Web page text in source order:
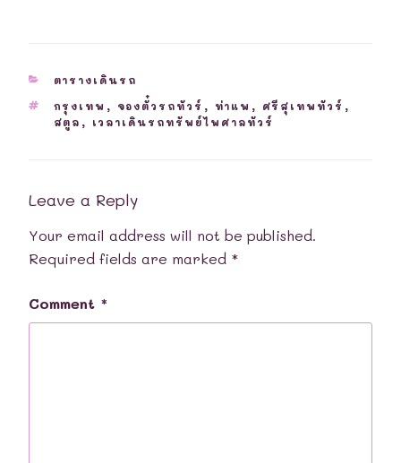
CATEGORIES
ตารางเดินรถ
TAGS
กรุงเทพ , จองตั๋วรถทัวร์ , ท่าแพ , ศรีสุเทพทัวร์ ,
สตูล , เวลาเดินรถทรัพย์ไพศาลทัวร์
Leave a Reply
Your email address will not be published.
Required fields are marked *
Comment *